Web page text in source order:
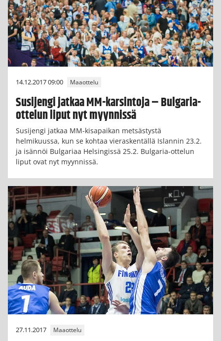
14.12.2017 09:00 Maaottelu
Susijengi jatkaa MM-karsintoja – Bulgaria-
ottelun liput nyt myynnissä
Susijengi jatkaa MM-kisapaikan metsästystä
helmikuussa, kun se kohtaa vieraskentällä Islannin 23.2.
ja isännöi Bulgariaa Helsingissä 25.2. Bulgaria-ottelun
liput ovat nyt myynnissä.
27.11.2017 Maaottelu